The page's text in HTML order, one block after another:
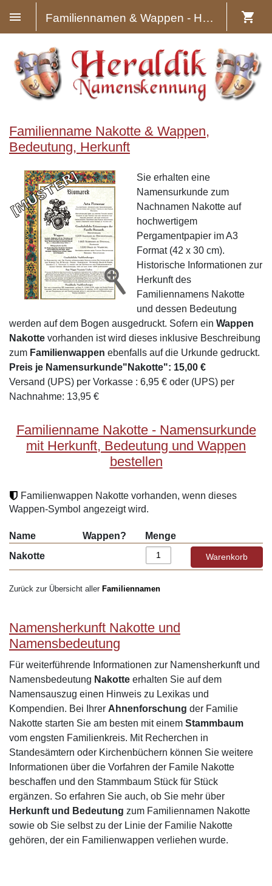
Familiennamen & Wappen - Heraldik
Familienname Nakotte & Wappen,
Bedeutung, Herkunft
Sie erhalten eine
Namensurkunde zum
Nachnamen Nakotte auf
hochwertigem
Pergamentpapier im A3
Format (42 x 30 cm).
Historische Informationen zur
Herkunft des
Familiennamens Nakotte
und dessen Bedeutung
werden auf dem Bogen ausgedruckt. Sofern ein Wappen
Nakotte vorhanden ist wird dieses inklusive Beschreibung
zum Familienwappen ebenfalls auf die Urkunde gedruckt.
Preis je Namensurkunde"Nakotte": 15,00 €
Versand (UPS) per Vorkasse : 6,95 € oder (UPS) per
Nachnahme: 13,95 €
Familienname Nakotte - Namensurkunde
mit Herkunft, Bedeutung und Wappen
bestellen
Familienwappen Nakotte vorhanden, wenn dieses
Wappen-Symbol angezeigt wird.
Name Wappen?
Menge
Nakotte
Zurück zur Übersicht aller Familiennamen
Namensherkunft Nakotte und
Namensbedeutung
Für weiterführende Informationen zur Namensherkunft und
Namensbedeutung Nakotte erhalten Sie auf dem
Namensauszug einen Hinweis zu Lexikas und
Kompendien. Bei Ihrer Ahnenforschung der Familie
Nakotte starten Sie am besten mit einem Stammbaum
vom engsten Familienkreis. Mit Recherchen in
Standesämtern oder Kirchenbüchern können Sie weitere
Informationen über die Vorfahren der Famile Nakotte
beschaffen und den Stammbaum Stück für Stück
ergänzen. So erfahren Sie auch, ob Sie mehr über
Herkunft und Bedeutung zum Familiennamen Nakotte
sowie ob Sie selbst zu der Linie der Familie Nakotte
gehören, der ein Familienwappen verliehen wurde.